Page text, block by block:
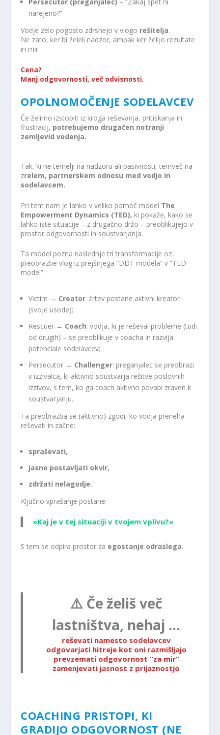
narejeno?”
Vodje zelo pogosto zdrsnejo v vlogo rešitelja.
Ne zato, ker bi želeli nadzor, ampak ker želijo rezultate
in mir.
Cena?
Manj odgovornosti, več odvisnosti.
OPOLNOMOČENJE SODELAVCEV
Če želimo izstopiti iz kroga reševanja, pritiskanja in
frustracij, potrebujemo drugačen notranji
zemljevid vodenja.
Tak, ki ne temelji na nadzoru ali pasivnosti, temveč na
zrelem, partnerskem odnosu med vodjo in
sodelavcem.
Pri tem nam je lahko v veliko pomoč model The
Empowerment Dynamics (TED), ki pokaže, kako se
lahko iste situacije – z drugačno držo – preoblikujejo v
prostor odgovornosti in soustvarjanja.
Ta model pozna naslednje tri transformacije oz.
preobrazbe vlog iz prejšnjega “DDT modela” v “TED
model”:
Victim → Creator: žrtev postane aktivni kreator
(svoje usode);
Rescuer → Coach: vodja, ki je reševal probleme (tudi
od drugih) – se preoblikuje v coacha in razvija
potenciale sodelavcev;
Persecutor → Challenger: preganjalec se preobrazi
v izzivalca, ki aktivno soustvarja rešitve poslovnih
izzivov, s tem, ko ga coach aktivno povabi zraven k
soustvarjanju.
Ta preobrazba se (aktivno) zgodi, ko vodja preneha
reševati in začne:
spraševati,
jasno postavljati okvir,
zdržati nelagodje.
Ključno vprašanje postane:
»Kaj je v tej situaciji v tvojem vplivu?«
S tem se odpira prostor za egostanje odraslega.
⚠️ Če želiš več
lastništva, nehaj …
reševati namesto sodelavcev
odgovarjati hitreje kot oni razmišljajo
prevzemati odgovornost “za mir”
zamenjevati jasnost z prijaznostjo
COACHING PRISTOPI, KI
GRADIJO ODGOVORNOST (NE
Ne zamudite novosti iz področja razvijanja potencialov
podjetij in se prijavite na naše e-novice